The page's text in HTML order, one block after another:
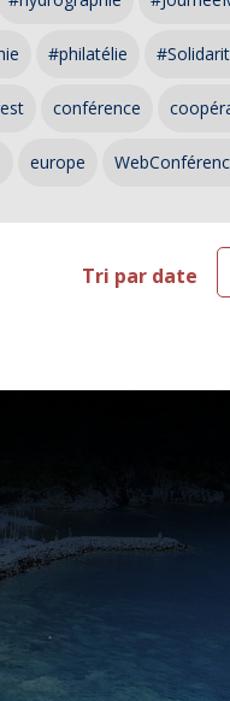
#philatélie
conférence
europe
Tri par date